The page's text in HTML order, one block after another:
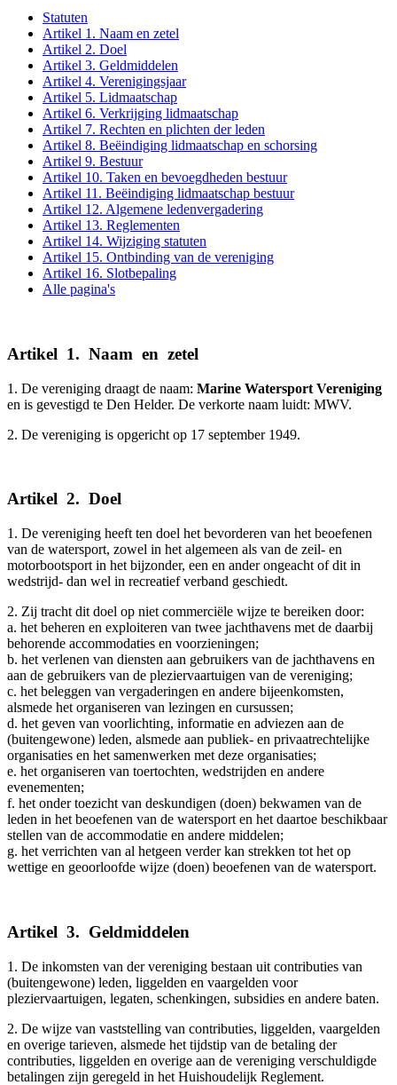
Statuten
Artikel 1. Naam en zetel
Artikel 2. Doel
Artikel 3. Geldmiddelen
Artikel 4. Verenigingsjaar
Artikel 5. Lidmaatschap
Artikel 6. Verkrijging lidmaatschap
Artikel 7. Rechten en plichten der leden
Artikel 8. Beëindiging lidmaatschap en schorsing
Artikel 9. Bestuur
Artikel 10. Taken en bevoegdheden bestuur
Artikel 11. Beëindiging lidmaatschap bestuur
Artikel 12. Algemene ledenvergadering
Artikel 13. Reglementen
Artikel 14. Wijziging statuten
Artikel 15. Ontbinding van de vereniging
Artikel 16. Slotbepaling
Alle pagina's
Artikel 1. Naam en zetel
1. De vereniging draagt de naam: Marine Watersport Vereniging
en is gevestigd te Den Helder. De verkorte naam luidt: MWV.
2. De vereniging is opgericht op 17 september 1949.
Artikel 2. Doel
1. De vereniging heeft ten doel het bevorderen van het beoefenen
van de watersport, zowel in het algemeen als van de zeil- en
motorbootsport in het bijzonder, een en ander ongeacht of dit in
wedstrijd- dan wel in recreatief verband geschiedt.
2. Zij tracht dit doel op niet commerciële wijze te bereiken door:
a. het beheren en exploiteren van twee jachthavens met de daarbij
behorende accommodaties en voorzieningen;
b. het verlenen van diensten aan gebruikers van de jachthavens en
aan de gebruikers van de pleziervaartuigen van de vereniging;
c. het beleggen van vergaderingen en andere bijeenkomsten,
alsmede het organiseren van lezingen en cursussen;
d. het geven van voorlichting, informatie en adviezen aan de
(buitengewone) leden, alsmede aan publiek- en privaatrechtelijke
organisaties en het samenwerken met deze organisaties;
e. het organiseren van toertochten, wedstrijden en andere
evenementen;
f. het onder toezicht van deskundigen (doen) bekwamen van de
leden in het beoefenen van de watersport en het daartoe beschikbaar
stellen van de accommodatie en andere middelen;
g. het verrichten van al hetgeen verder kan strekken tot het op
wettige en geoorloofde wijze (doen) beoefenen van de watersport.
Artikel 3. Geldmiddelen
1. De inkomsten van der vereniging bestaan uit contributies van
(buitengewone) leden, liggelden en vaargelden voor
pleziervaartuigen, legaten, schenkingen, subsidies en andere baten.
2. De wijze van vaststelling van contributies, liggelden, vaargelden
en overige tarieven, alsmede het tijdstip van de betaling der
contributies, liggelden en overige aan de vereniging verschuldigde
betalingen zijn geregeld in het Huishoudelijk Reglement.